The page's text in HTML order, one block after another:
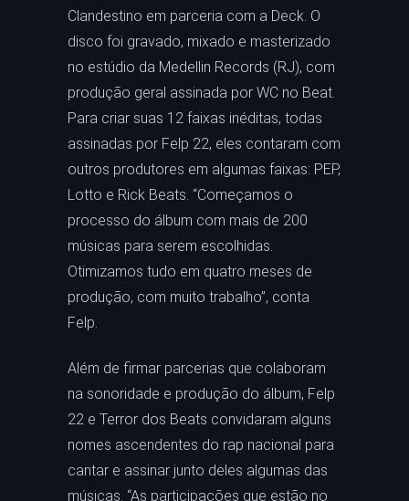
Clandestino em parceria com a Deck. O
disco foi gravado, mixado e masterizado
no estúdio da Medellin Records (RJ), com
produção geral assinada por WC no Beat.
Para criar suas 12 faixas inéditas, todas
assinadas por Felp 22, eles contaram com
outros produtores em algumas faixas: PEP,
Lotto e Rick Beats. “Começamos o
processo do álbum com mais de 200
músicas para serem escolhidas.
Otimizamos tudo em quatro meses de
produção, com muito trabalho”, conta
Felp.
Além de firmar parcerias que colaboram
na sonoridade e produção do álbum, Felp
22 e Terror dos Beats convidaram alguns
nomes ascendentes do rap nacional para
cantar e assinar junto deles algumas das
músicas. “As participações que estão no